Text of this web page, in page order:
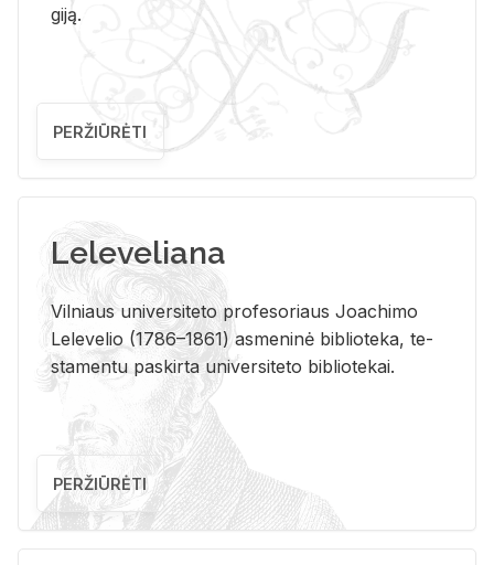
gi­ją.
PERŽIŪRĖTI
Leleveliana
Vil­niaus uni­ver­si­te­to pro­fe­so­riaus Jo­a­chi­mo
Le­le­ve­lio (1786–1861) as­me­ni­nė bi­b­lio­te­ka, te­
sta­men­tu pa­skir­ta uni­ver­si­te­to bi­b­lio­te­kai.
PERŽIŪRĖTI